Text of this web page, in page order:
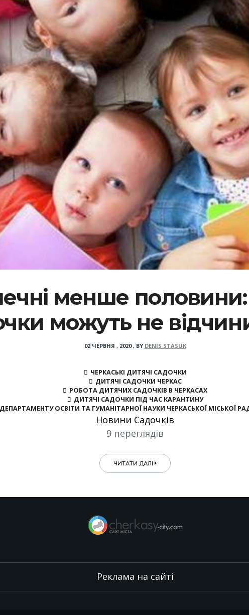
менше
можуть не
02 ЧЕРВНЯ , 2020, BY DENIS STASUK
ЧЕРКАСЬКІ ДИТЯЧІ САДОЧКИ
ДИТЯЧІ САДОЧКИ ЧЕРКАС
РОБОТА ДИТЯЧИХ САДОЧКІВ В ЧЕРКАСАХ
ДИТЯЧІ САДОЧКИ ПІД ЧАС КАРАНТИНУ
ОСВІТИ ТА ГУМАНІТАРНОЇ НАУКИ ЧЕРКАСЬКОЇ МІСЬКОЇ
Новини Садочків
9 переглядів
ЧИТАТИ ДАЛІ
Реклама на сайті